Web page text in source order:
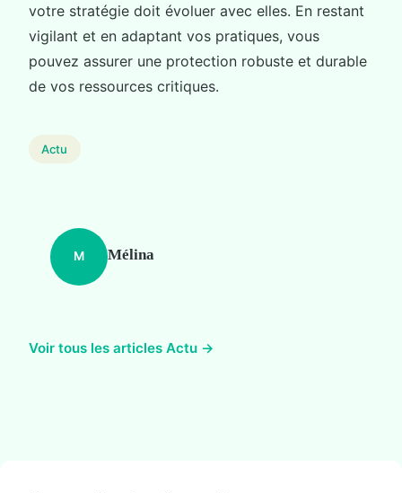
votre stratégie doit évoluer avec elles. En restant
vigilant et en adaptant vos pratiques, vous
pouvez assurer une protection robuste et durable
de vos ressources critiques.
Actu
M Mélina
Voir tous les articles Actu →